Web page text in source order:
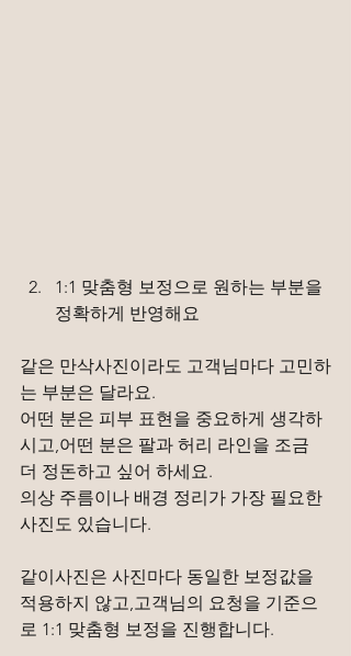
1:1 맞춤형 보정으로 원하는 부분을
정확하게 반영해요
같은 만삭사진이라도 고객님마다 고민하
는 부분은 달라요.
어떤 분은 피부 표현을 중요하게 생각하
시고,어떤 분은 팔과 허리 라인을 조금
더 정돈하고 싶어 하세요.
의상 주름이나 배경 정리가 가장 필요한
사진도 있습니다.
같이사진은 사진마다 동일한 보정값을
적용하지 않고,고객님의 요청을 기준으
로 1:1 맞춤형 보정을 진행합니다.